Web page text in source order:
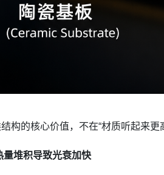
构的核心价值，不在“材质听起来更
量堆积导致光衰加快